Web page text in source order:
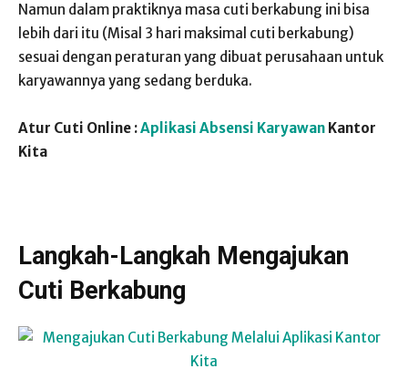
Namun dalam praktiknya masa cuti berkabung ini bisa
lebih dari itu (Misal 3 hari maksimal cuti berkabung)
sesuai dengan peraturan yang dibuat perusahaan untuk
karyawannya yang sedang berduka.
Atur Cuti Online :Aplikasi Absensi Karyawan Kantor
Kita
Langkah-Langkah Mengajukan
Cuti Berkabung